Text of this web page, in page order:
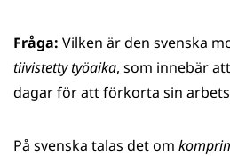
Fråga: Vilken är den svenska
tiivistetty työaika, som innebär
dagar för att förkorta sin
På svenska talas det om